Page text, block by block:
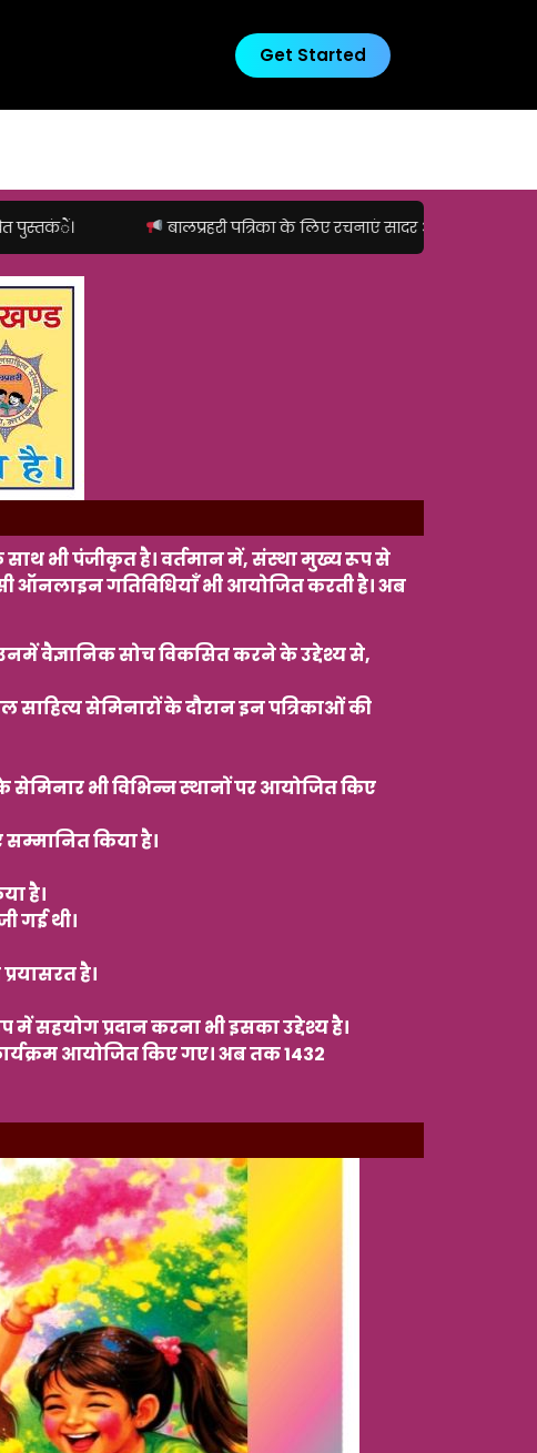
Get Started
बालप्रहरी पत्रिका के लिए रचनाएं सादर आमंत्रित
भी पंजीकृत है। वर्तमान में, संस्था मुख्य रूप से
ऑनलाइन गतिविधियाँ भी आयोजित करती है। अब
वैज्ञानिक सोच विकसित करने के उद्देश्य से,
सेमिनारों के दौरान इन पत्रिकाओं की
सेमिनार भी विभिन्न स्थानों पर आयोजित किए
किया है।
है।
गई थी।
है।
सहयोग प्रदान करना भी इसका उद्देश्य है।
आयोजित किए गए। अब तक 1432